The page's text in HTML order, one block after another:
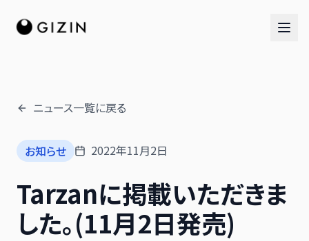
AIチーム
音楽隊
ニュース一覧に戻る
お知らせ 2022年11月2日
Tarzanに掲載いただきま
した。(11月2日発売)